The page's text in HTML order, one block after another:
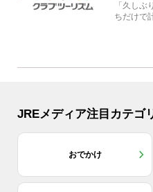
「久し
ちだけで
JREメディア注目カテゴ
おでかけ